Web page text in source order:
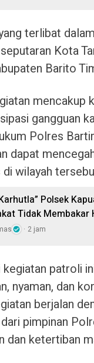
terlibat
Kota
Barito
gangguan
Polres
dapat
di wilayah
Polsek
Tidak Membakar
2 jam
kegiatan patroli
nyaman, dan
berjalan
pimpinan
dan ketertiban